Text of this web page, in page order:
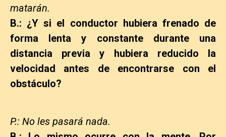
matarán.
B.: ¿Y si el conductor hubiera frenado de
forma lenta y constante durante una
distancia previa y hubiera reducido la
velocidad antes de encontrarse con el
obstáculo?
P.: No les pasará nada.